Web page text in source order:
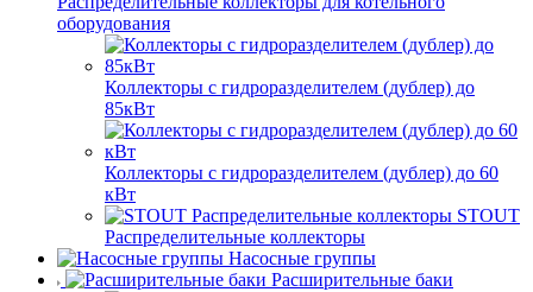
оборудования
Коллекторы с гидроразделителем (дублер) до
85кВт
Коллекторы с гидроразделителем (дублер) до 60
кВт
STOUT
Распределительные коллекторы
Насосные группы
Расширительные баки